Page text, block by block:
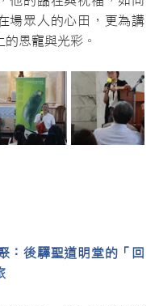
場眾人的心田，更為講
恩寵與光彩。
：後驛聖道明堂的「回